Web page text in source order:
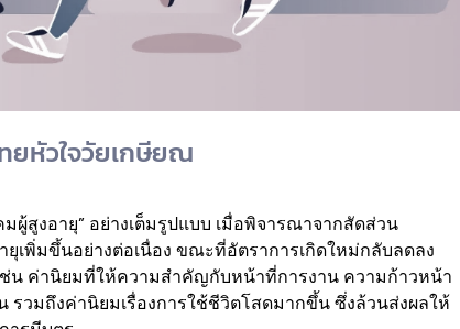
ยหัวใจวัยเกษียณ
สูงอายุ” อย่างเต็มรูปแบบ เมื่อพิจารณาจากสัดส่วน
เพิ่มขึ้นอย่างต่อเนื่อง ขณะที่อัตราการเกิดใหม่กลับลดลง
น ค่านิยมที่ให้ความสำคัญกับหน้าที่การงาน ความก้าวหน้า
รวมถึงค่านิยมเรื่องการใช้ชีวิตโสดมากขึ้น ซึ่งล้วนส่งผลให้